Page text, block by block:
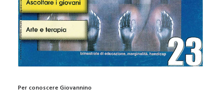
Per conoscere Giovannino